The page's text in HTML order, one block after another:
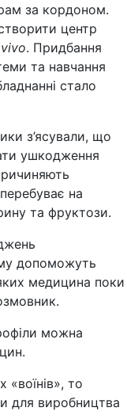
за кордоном.
центр
vivo. Придбання
та навчання
стало
з’ясували, що
ушкодження
на
та фруктози.
допоможуть
медицина поки
можна
то
для виробництва